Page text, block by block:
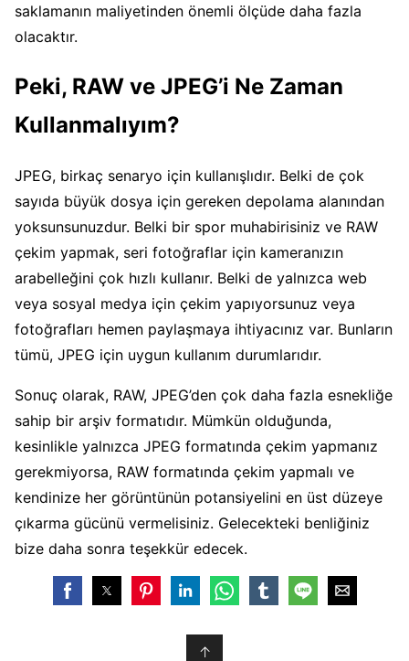
saklamanın maliyetinden önemli ölçüde daha fazla
olacaktır.
Peki, RAW ve JPEG’i Ne Zaman
Kullanmalıyım?
JPEG, birkaç senaryo için kullanışlıdır. Belki de çok
sayıda büyük dosya için gereken depolama alanından
yoksunsunuzdur. Belki bir spor muhabirisiniz ve RAW
çekim yapmak, seri fotoğraflar için kameranızın
arabelleğini çok hızlı kullanır. Belki de yalnızca web
veya sosyal medya için çekim yapıyorsunuz veya
fotoğrafları hemen paylaşmaya ihtiyacınız var. Bunların
tümü, JPEG için uygun kullanım durumlarıdır.
Sonuç olarak, RAW, JPEG’den çok daha fazla esnekliğe
sahip bir arşiv formatıdır. Mümkün olduğunda,
kesinlikle yalnızca JPEG formatında çekim yapmanız
gerekmiyorsa, RAW formatında çekim yapmalı ve
kendinize her görüntünün potansiyelini en üst düzeye
çıkarma gücünü vermelisiniz. Gelecekteki benliğiniz
bize daha sonra teşekkür edecek.
↑